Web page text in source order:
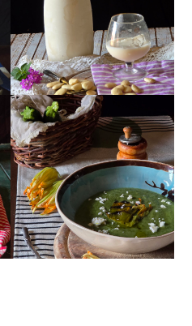
MANDORLITO
CREMA ESTIVA DI
ZUCCHINE CON FIORI E
FETA